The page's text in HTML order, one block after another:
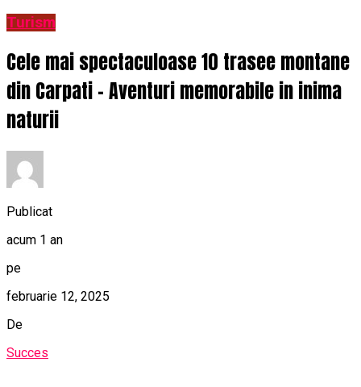
Turism
Cele mai spectaculoase 10 trasee montane
din Carpati – Aventuri memorabile in inima
naturii
Publicat
acum 1 an
pe
februarie 12, 2025
De
Succes